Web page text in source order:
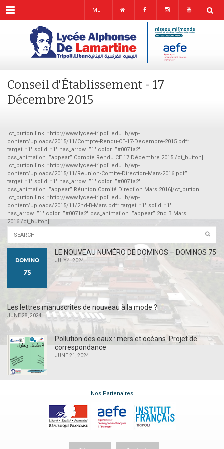
Menu MLF
Conseil d'Établissement - 17
Décembre 2015
[ct_button link=”http://www.lycee-tripoli.edu.lb/wp-
content/uploads/2015/11/Compte-Rendu-CE-17-Decembre-2015.pdf”
target=”1″ solid=”1″ has_arrow=”1″ color=”#0071a2″
css_animation=”appear”]Compte Rendu CE 17 Décembre 2015[/ct_button]
[ct_button link=”http://www.lycee-tripoli.edu.lb/wp-
content/uploads/2015/11/Reunion-Comite-Direction-Mars-2016.pdf”
target=”1″ solid=”1″ has_arrow=”1″ color=”#0071a2″
css_animation=”appear”]Réunion Comité Direction Mars 2016[/ct_button]
[ct_button link=”http://www.lycee-tripoli.edu.lb/wp-
content/uploads/2015/11/2nd-B-Mars.pdf” target=”1″ solid=”1″
has_arrow=”1″ color=”#0071a2″ css_animation=”appear”]2nd B Mars
2016[/ct_button]
LE NOUVEAU NUMÉRO DE DOMINOS – DOMINOS 75
JULY 4, 2024
Les lettres manuscrites de nouveau à la mode ?
JUNE 28, 2024
Pollution des eaux : mers et océans. Projet de
correspondance
JUNE 21, 2024
Nos Partenaires